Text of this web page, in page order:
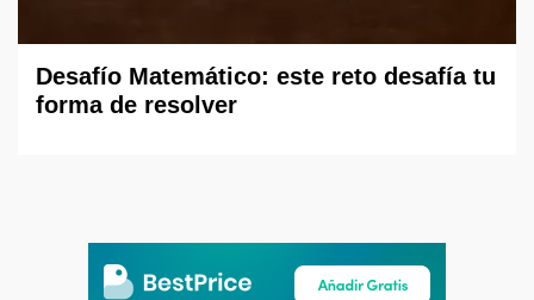
Desafío Matemático: este reto desafía tu
forma de resolver